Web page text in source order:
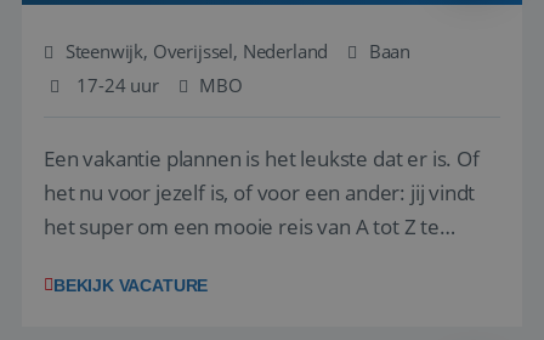
Steenwijk, Overijssel, Nederland
Baan
17-24 uur
MBO
Een vakantie plannen is het leukste dat er is. Of
het nu voor jezelf is, of voor een ander: jij vindt
het super om een mooie reis van A tot Z te
vakantiegangers de meest prachtige plekjes op
BEKIJK VACATURE